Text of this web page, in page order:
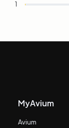
1
MyAvium
Avium